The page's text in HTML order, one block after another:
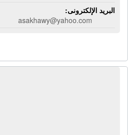
البريد الإلكترونى:
asakhawy@yahoo.com